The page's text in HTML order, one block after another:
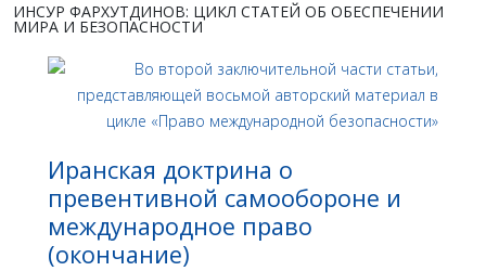
ИНСУР ФАРХУТДИНОВ: ЦИКЛ СТАТЕЙ ОБ ОБЕСПЕЧЕНИИ
МИРА И БЕЗОПАСНОСТИ
Иранская доктрина о
превентивной самообороне и
международное право
(окончание)